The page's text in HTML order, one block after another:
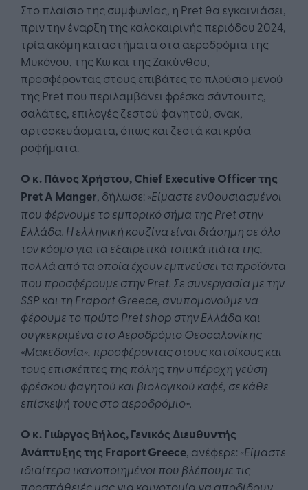
Στο πλαίσιο της συμφωνίας, η Pret θα εγκαινιάσει,
πριν την έναρξη της καλοκαιρινής περιόδου 2024,
τρία ακόμη καταστήματα στα αεροδρόμια της
Μυκόνου, της Κω και της Ζακύνθου,
προσφέροντας στους επιβάτες το πλούσιο μενού
της Pret που περιλαμβάνει φρέσκα σάντουιτς,
σαλάτες, επιλογές ζεστού φαγητού, σνακ,
αρτοσκευάσματα, όπως και ζεστά και κρύα
ροφήματα.
Ο κ. Πάνος Χρήστου, Chief Executive Officer της
Pret A Manger, δήλωσε: «Είμαστε ενθουσιασμένοι
που φέρνουμε το εμπορικό σήμα της Pret στην
Ελλάδα. Η ελληνική κουζίνα είναι διάσημη σε όλο
τον κόσμο για τα εξαιρετικά τοπικά πιάτα της,
πολλά από τα οποία έχουν εμπνεύσει τα προϊόντα
που προσφέρουμε στην Pret. Σε συνεργασία με την
SSP και τη Fraport Greece, ανυπομονούμε να
φέρουμε το πρώτο Pret shop στην Ελλάδα και
συγκεκριμένα στο Αεροδρόμιο Θεσσαλονίκης
«Μακεδονία», προσφέροντας στους κατοίκους και
τους επισκέπτες της πόλης την υπέροχη γεύση
φρέσκου φαγητού και βιολογικού καφέ, σε κάθε
επίσκεψή τους στο αεροδρόμιο».
Ο κ. Γιώργος Βήλος, Γενικός Διευθυντής
Ανάπτυξης της Fraport Greece, ανέφερε: «Είμαστε
ιδιαίτερα ικανοποιημένοι που βλέπουμε τις
προσπάθειές μας για καινοτομία να αποδίδουν